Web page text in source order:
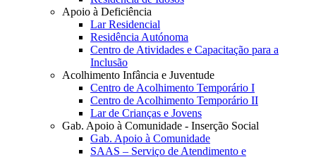
Apoio à Deficiência
Lar Residencial
Residência Autónoma
Centro de Atividades e Capacitação para a
Inclusão
Acolhimento Infância e Juventude
Centro de Acolhimento Temporário I
Centro de Acolhimento Temporário II
Lar de Crianças e Jovens
Gab. Apoio à Comunidade - Inserção Social
Gab. Apoio à Comunidade
SAAS – Serviço de Atendimento e